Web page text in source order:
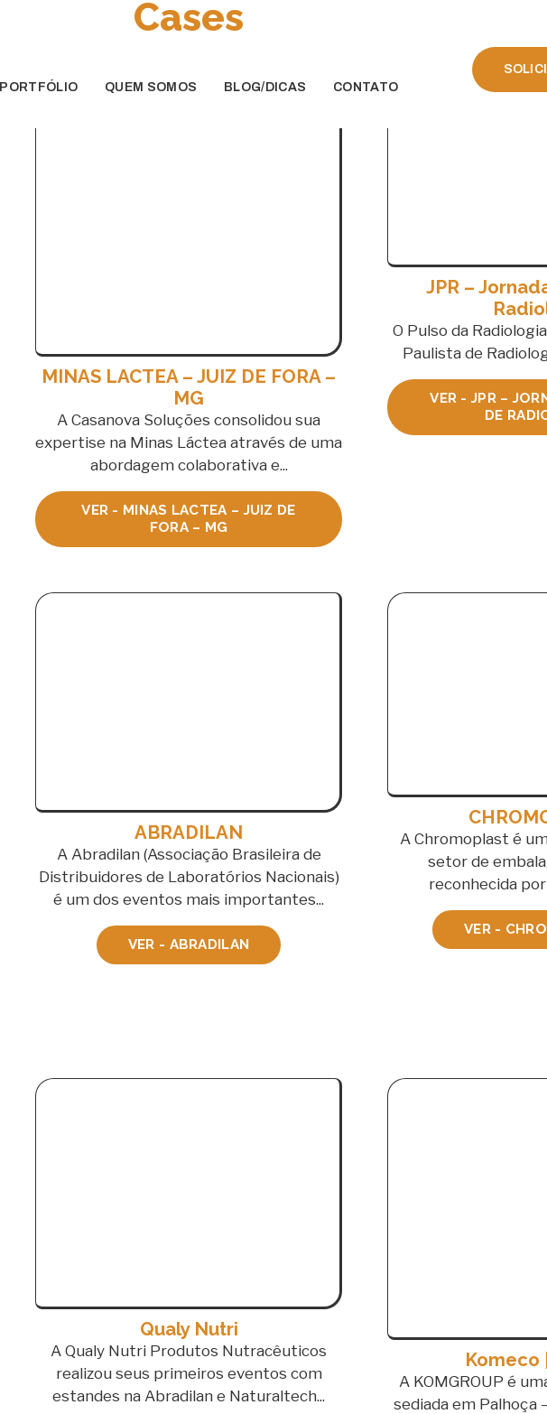
PORTFÓLIO QUEM SOMOS BLOG/DICAS CONTATO
Cases
MINAS LACTEA – JUIZ DE FORA –
MG
A Casanova Soluções consolidou sua
expertise na Minas Láctea através de uma
abordagem colaborativa e...
VER - MINAS LACTEA – JUIZ DE
FORA – MG
JPR –
O Pulso da
Paulista de
VER - JPR –
DE
ABRADILAN
A Abradilan (Associação Brasileira de
Distribuidores de Laboratórios Nacionais)
é um dos eventos mais importantes...
VER - ABRADILAN
A Chromoplast é
setor de
reconhecida por
VER -
Qualy Nutri
A Qualy Nutri Produtos Nutracêuticos
realizou seus primeiros eventos com
estandes na Abradilan e Naturaltech...
Komeco
A KOMGROUP é
sediada em Palhoça